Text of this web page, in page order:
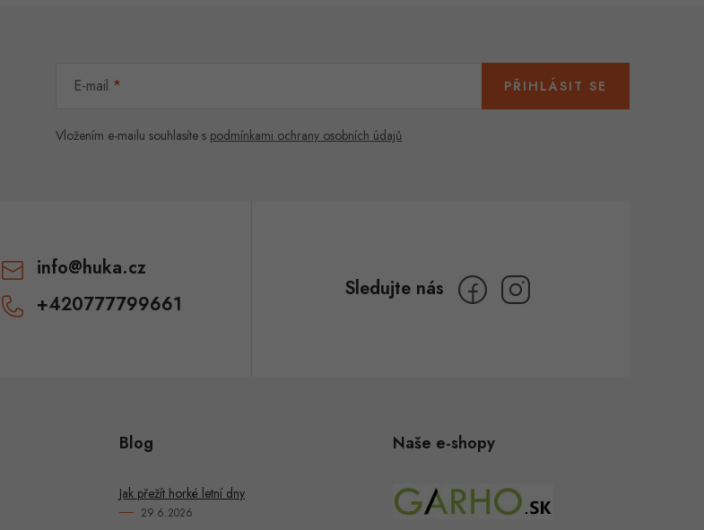
E-mail
Vložením e-mailu souhlasíte s podmínkami ochrany osobních údajů
PŘIHLÁSIT SE
info@huka.cz
+420777799661
Blog
Jak přežít horké letní dny
29.6.2026
Naše e-shopy